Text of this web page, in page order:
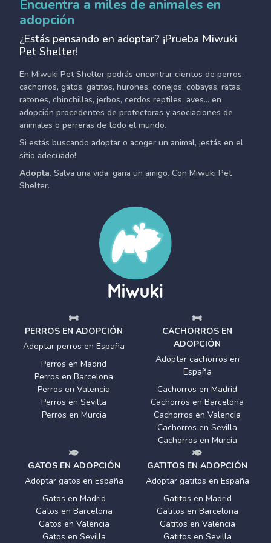
Encuentra a miles de animales en
adopción
¿Estás pensando en adoptar? ¡Prueba Miwuki
Pet Shelter!
En Miwuki Pet Shelter podrás encontrar cientos de perros,
cachorros, gatos, gatitos, hurones, conejos, cobayas, ratas,
ratones, chinchillas, jerbos, cerdos reptiles, aves... en
adopción procedentes de protectoras y asociaciones de
animales o perreras de todo el mundo.
Si estás buscando adoptar o acoger un animal, ¡estás en el
sitio adecuado!
Adopta. Salva una vida, gana un amigo. Con Miwuki Pet
Shelter.
PERROS EN ADOPCIÓN
Adoptar perros en España
Perros en Madrid
Perros en Barcelona
Perros en Valencia
Perros en Sevilla
Perros en Murcia
CACHORROS EN
ADOPCIÓN
Adoptar cachorros en
España
Cachorros en Madrid
Cachorros en Barcelona
Cachorros en Valencia
Cachorros en Sevilla
Cachorros en Murcia
GATOS EN ADOPCIÓN
Adoptar gatos en España
Gatos en Madrid
Gatos en Barcelona
Gatos en Valencia
Gatos en Sevilla
GATITOS EN ADOPCIÓN
Adoptar gatitos en España
Gatitos en Madrid
Gatitos en Barcelona
Gatitos en Valencia
Gatitos en Sevilla